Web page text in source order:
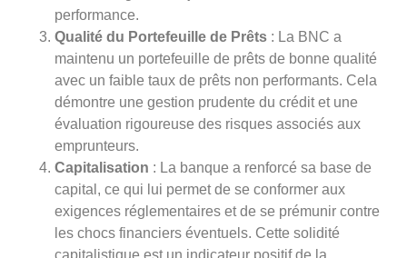
performance.
Qualité du Portefeuille de Prêts : La BNC a
maintenu un portefeuille de prêts de bonne qualité
avec un faible taux de prêts non performants. Cela
démontre une gestion prudente du crédit et une
évaluation rigoureuse des risques associés aux
emprunteurs.
Capitalisation : La banque a renforcé sa base de
capital, ce qui lui permet de se conformer aux
exigences réglementaires et de se prémunir contre
les chocs financiers éventuels. Cette solidité